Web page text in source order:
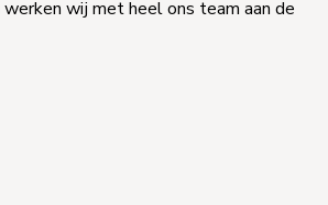
wij met heel ons team aan de